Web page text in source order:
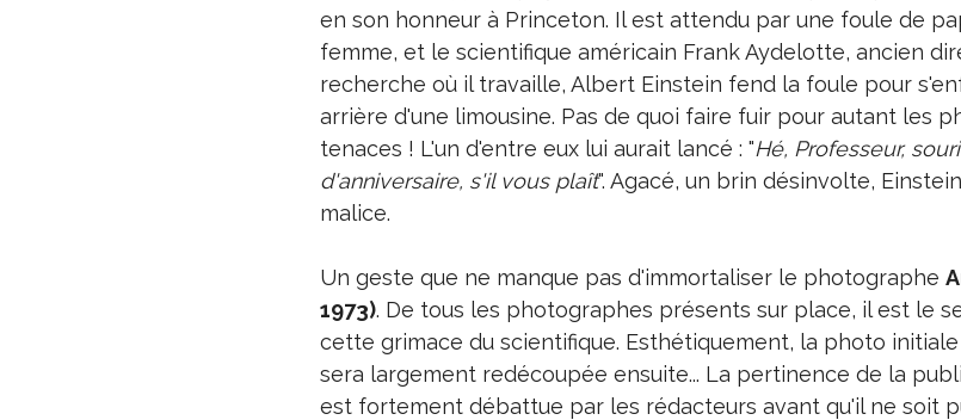
en son honneur à Princeton. Il est attendu par une foule de
femme, et le scientifique américain Frank Aydelotte, ancien
recherche où il travaille, Albert Einstein fend la foule pour
arrière d'une limousine. Pas de quoi faire fuir pour autant les
tenaces ! L'un d'entre eux lui aurait lancé : "Hé, Professeur,
d'anniversaire, s'il vous plaît". Agacé, un brin désinvolte,
malice.
Un geste que ne manque pas d'immortaliser le photographe
1973). De tous les photographes présents sur place, il est le
cette grimace du scientifique. Esthétiquement, la photo
sera largement redécoupée ensuite... La pertinence de la
est fortement débattue par les rédacteurs avant qu'il ne soit